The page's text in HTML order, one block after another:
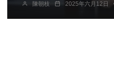
陳朝枝 2025年六月12日